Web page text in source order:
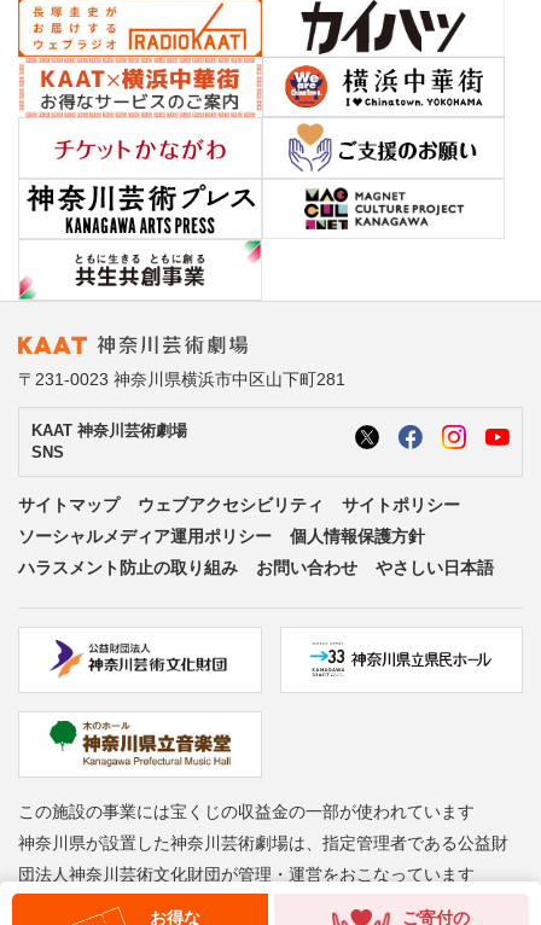
お得な ご寄付の
〒231-0023 神奈川県横浜市中区山下町281
KAAT 神奈川芸術劇場
SNS
サイトマップ ウェブアクセシビリティ
サイトポリシー
ソーシャルメディア運用ポリシー
個人情報保護方針
ハラスメント防止の取り組み
お問い合わせ やさしい日本語
この施設の事業には宝くじの収益金の一部が使われています
神奈川県が設置した神奈川芸術劇場は、指定管理者である公益財
団法人神奈川芸術文化財団が管理・運営をおこなっています
Copyright © Kanagawa Arts Foundation. All rights reserved.